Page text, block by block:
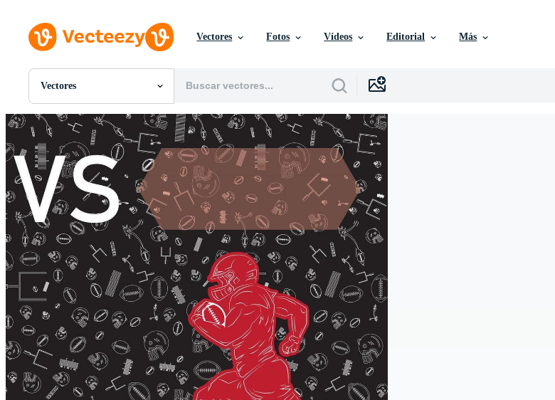
Vectores Fotos Vídeos Editorial Más
Vectores
Todas Imágenes
Fotos
PNGs
PSDs
SVGs
Plantillas
Vectores
Videos
Gráficos en Movimiento
Imágenes Editoriales
Eventos Editoriales